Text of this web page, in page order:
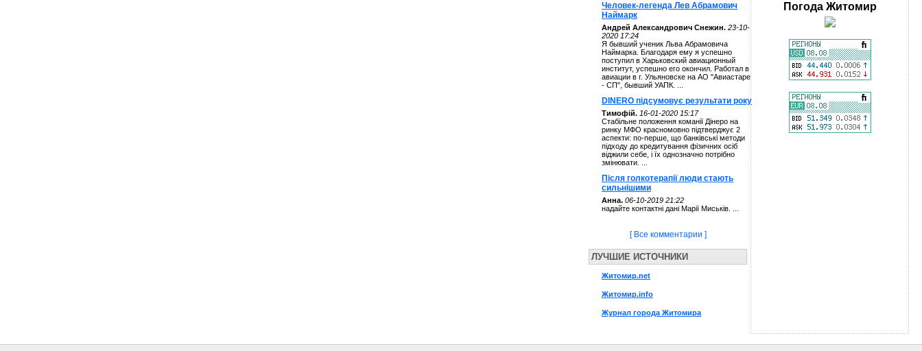
Человек-легенда Лев Абрамович
Наймарк
Андрей Александрович Снежин. 23-10-
2020 17:24
Я бывший ученик Льва Абрамовича
Наймарка. Благодаря ему я успешно
поступил в Харьковский авиационный
институт, успешно его окончил. Работал в
авиации в г. Ульяновске на АО "Авиастаре
- СП", бывший УАПК. ...
DINERO підсумовує результати року
Тимофій. 16-01-2020 15:17
Стабільне положення команії Дінеро на
ринку МФО красномовно підтверджує 2
аспекти: по-перше, що банківські методи
підходу до кредитування фізичних осіб
віджили себе, і їх однозначно потрібно
змінювати. ...
Після голкотерапії люди стають
сильнішими
Анна. 06-10-2019 21:22
надайте контактні дані Марії Миськів. ...
[ Все комментарии ]
ЛУЧШИЕ ИСТОЧНИКИ
Житомир.net
Житомир.info
Журнал города Житомира
Погода Житомир